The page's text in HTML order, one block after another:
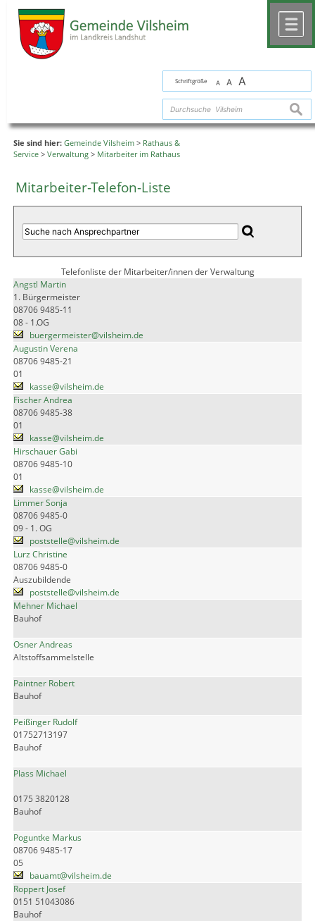
Schriftgröße A A A
Sie sind hier: Gemeinde Vilsheim > Rathaus &
Service > Verwaltung > Mitarbeiter im Rathaus
Mitarbeiter-Telefon-Liste
Telefonliste der Mitarbeiter/innen der Verwaltung
Angstl Martin
1. Bürgermeister
08706 9485-11
08 - 1.OG
buergermeister@vilsheim.de
Augustin Verena
08706 9485-21
01
kasse@vilsheim.de
Fischer Andrea
08706 9485-38
01
kasse@vilsheim.de
Hirschauer Gabi
08706 9485-10
01
kasse@vilsheim.de
Limmer Sonja
08706 9485-0
09 - 1. OG
poststelle@vilsheim.de
Lurz Christine
08706 9485-0
Auszubildende
poststelle@vilsheim.de
Mehner Michael
Bauhof
Osner Andreas
Altstoffsammelstelle
Paintner Robert
Bauhof
Peißinger Rudolf
01752713197
Bauhof
Plass Michael
0175 3820128
Bauhof
Poguntke Markus
08706 9485-17
05
bauamt@vilsheim.de
Roppert Josef
0151 51043086
Bauhof